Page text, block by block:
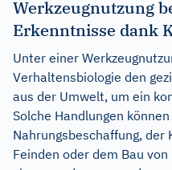
Werkzeugnutzung
Erkenntnisse dank
Unter einer
Verhaltensbiologie den
aus der Umwelt, um ein
Solche Handlungen
Nahrungsbeschaffung, der
Feinden oder dem Bau